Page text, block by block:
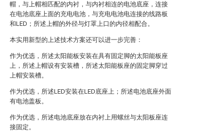
帽，与上帽相匹配的内衬，与内衬相连的电池底座，连接
在电池底座上面的充电电池，与充电电池电连接的线路板
和LED；所述上帽的外径与灯罩上口的内径相配合。
本实用新型的上述技术方案还可以进一步完善：
作为优选，所述太阳能板安装在具有固定脚的太阳能板座
上，所述上帽设有安装槽，所述太阳能板座的固定脚穿过
上帽安装槽。
作为优选，所述LED安装在LED底座上；所述电池底座外面
有电池盖板。
作为优选，所述电池底座放在内衬上用螺丝与太阳板座连
接固定。